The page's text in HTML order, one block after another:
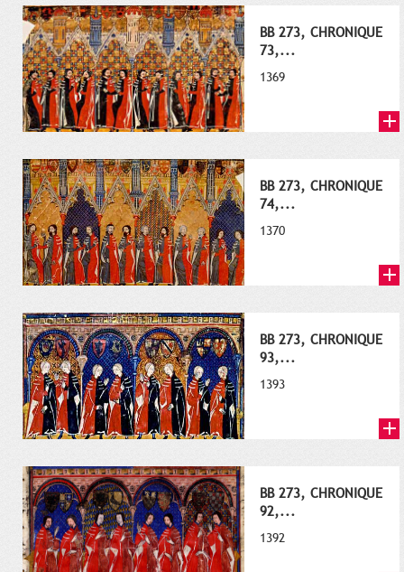
BB 273, CHRONIQUE
73,...
1369
BB 273, CHRONIQUE
74,...
1370
BB 273, CHRONIQUE
93,...
1393
BB 273, CHRONIQUE
92,...
1392